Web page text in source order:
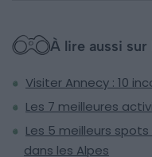
À lire aussi
Visiter Annecy : 10
Les 7 meilleures
Les 5 meilleurs
dans les Alpes